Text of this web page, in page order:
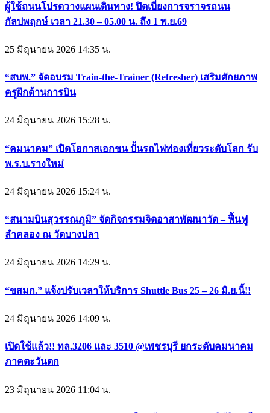
ผู้ใช้ถนนโปรดวางแผนเดินทาง! ปิดเบี่ยงการจราจรถนน
กัลปพฤกษ์ เวลา 21.30 – 05.00 น. ถึง 1 พ.ย.69
25 มิถุนายน 2026 14:35 น.
“สบพ.” จัดอบรม Train-the-Trainer (Refresher) เสริมศักยภาพ
ครูฝึกด้านการบิน
24 มิถุนายน 2026 15:28 น.
“คมนาคม” เปิดโอกาสเอกชน ปั้นรถไฟท่องเที่ยวระดับโลก รับ
พ.ร.บ.รางใหม่
24 มิถุนายน 2026 15:24 น.
“สนามบินสุวรรณภูมิ” จัดกิจกรรมจิตอาสาพัฒนาวัด – ฟื้นฟู
ลำคลอง ณ วัดบางปลา
24 มิถุนายน 2026 14:29 น.
“ขสมก.” แจ้งปรับเวลาให้บริการ Shuttle Bus 25 – 26 มิ.ย.นี้!!
24 มิถุนายน 2026 14:09 น.
เปิดใช้แล้ว!! ทล.3206 และ 3510 @เพชรบุรี ยกระดับคมนาคม
ภาคตะวันตก
23 มิถุนายน 2026 11:04 น.